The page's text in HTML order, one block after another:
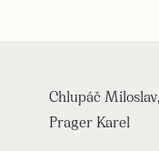
Chlupáč Miloslav,
Prager Karel